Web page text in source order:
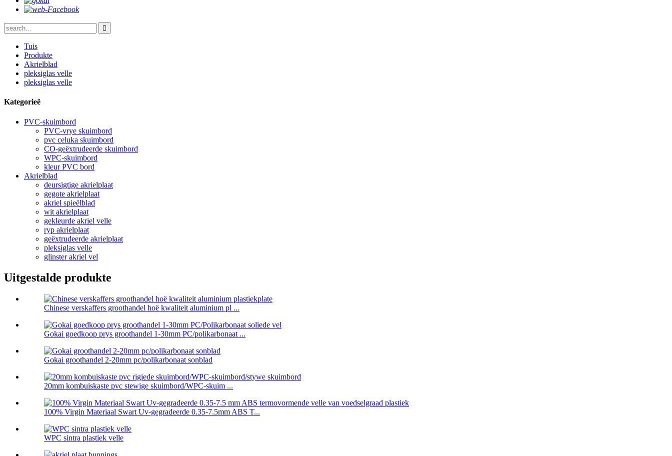
Tuis
Produkte
Akrielblad
pleksiglas velle
pleksiglas velle
Kategorieë
PVC-skuimbord
PVC-vrye skuimbord
pvc celuka skuimbord
CO-geëxtrudeerde skuimbord
WPC-skuimbord
kleur PVC bord
Akrielblad
deursigtige akrielplaat
gegote akrielplaat
akriel spieëlblad
wit akrielplaat
gekleurde akriel velle
ryp akrielplaat
geëxtrudeerde akrielplaat
pleksiglas velle
glinster akriel vel
Uitgestalde produkte
Chinese verskaffers groothandel hoë kwaliteit aluminium pl ...
Gokai goedkoop prys groothandel 1-30mm PC/polikarbonaat ...
Gokai groothandel 2-20mm pc/polikarbonaat sonblad
20mm kombuiskaste pvc stewige skuimbord/WPC-skuim ...
100% Virgin Materiaal Swart Uv-gegradeerde 0.35-7.5mm ABS T...
WPC sintra plastiek velle